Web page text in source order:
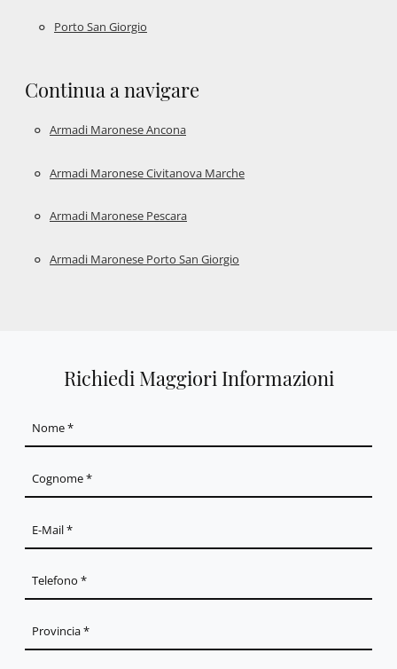
Porto San Giorgio
Continua a navigare
Armadi Maronese Ancona
Armadi Maronese Civitanova Marche
Armadi Maronese Pescara
Armadi Maronese Porto San Giorgio
Richiedi Maggiori Informazioni